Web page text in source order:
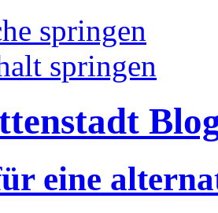
springen
springen
eine